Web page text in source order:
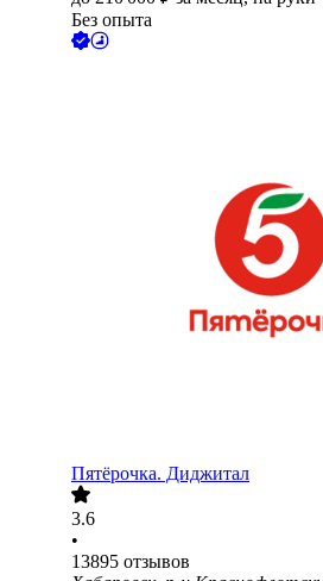
Без опыта
Пятёрочка. Диджитал
3.6
•
13895 отзывов